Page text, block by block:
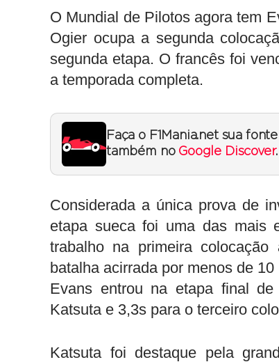
O Mundial de Pilotos agora tem
Ogier ocupa a segunda
segunda etapa. O francês foi
a temporada completa.
Faça o F1Mania.net sua
também no Google Discover.
Considerada a única prova de
etapa sueca foi uma das mais
trabalho na primeira
batalha acirrada por menos de
Evans entrou na etapa final
Katsuta e 3,3s para o terceiro
Katsuta foi destaque pela